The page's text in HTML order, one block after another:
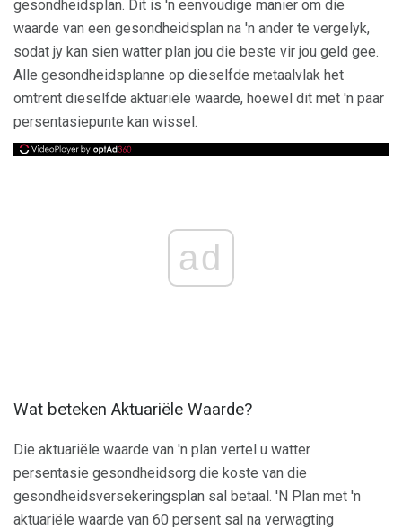
gesondheidsplan. Dit is 'n eenvoudige manier om die
waarde van een gesondheidsplan na 'n ander te vergelyk,
sodat jy kan sien watter plan jou die beste vir jou geld gee.
Alle gesondheidsplanne op dieselfde metaalvlak het
omtrent dieselfde aktuariële waarde, hoewel dit met 'n paar
persentasiepunte kan wissel.
ad
Wat beteken Aktuariële Waarde?
Die aktuariële waarde van 'n plan vertel u watter
persentasie gesondheidsorg die koste van die
gesondheidsversekeringsplan sal betaal. 'N Plan met 'n
aktuariële waarde van 60 persent sal na verwagting